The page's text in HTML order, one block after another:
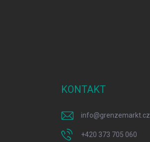
KONTAKT
info@grenzemarkt.cz
+420 373 705 060